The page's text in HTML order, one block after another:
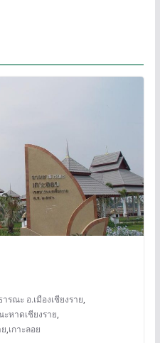
รณะ อ.เมืองเชียงราย,
หาดเชียงราย,
,เกาะลอย